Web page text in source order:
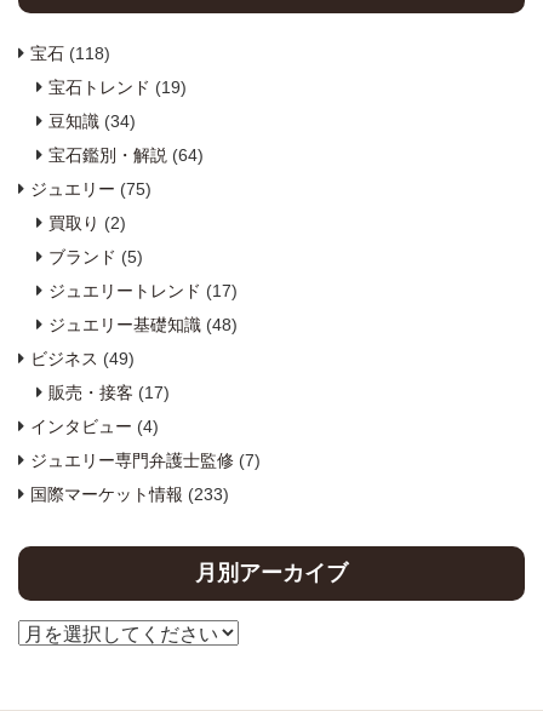
宝石 (118)
宝石トレンド (19)
豆知識 (34)
宝石鑑別・解説 (64)
ジュエリー (75)
買取り (2)
ブランド (5)
ジュエリートレンド (17)
ジュエリー基礎知識 (48)
ビジネス (49)
販売・接客 (17)
インタビュー (4)
ジュエリー専門弁護士監修 (7)
国際マーケット情報 (233)
月別アーカイブ